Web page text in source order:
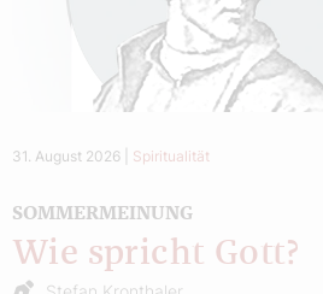
31. August 2026 Spiritualität
SOMMERMEINUNG
Wie spricht Gott?